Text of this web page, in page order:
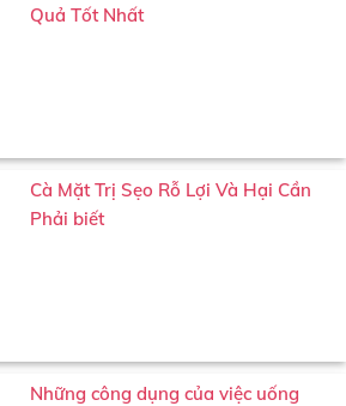
Quả Tốt Nhất
Cà Mặt Trị Sẹo Rỗ Lợi Và Hại Cần
Phải biết
Những công dụng của việc uống